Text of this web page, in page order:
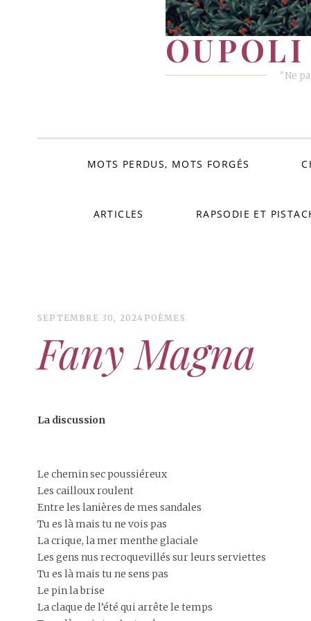
"Ne
MOTS PERDUS, MOTS FORGÉS
ARTICLES RAPSODIE ET
SEPTEMBRE 30, 2024 POÈMES
Fany Magna
La discussion
Le chemin sec poussiéreux
Les cailloux roulent
Entre les lanières de mes sandales
Tu es là mais tu ne vois pas
La crique, la mer menthe glaciale
Les gens nus recroquevillés sur leurs serviettes
Tu es là mais tu ne sens pas
Le pin la brise
La claque de l’été qui arrête le temps